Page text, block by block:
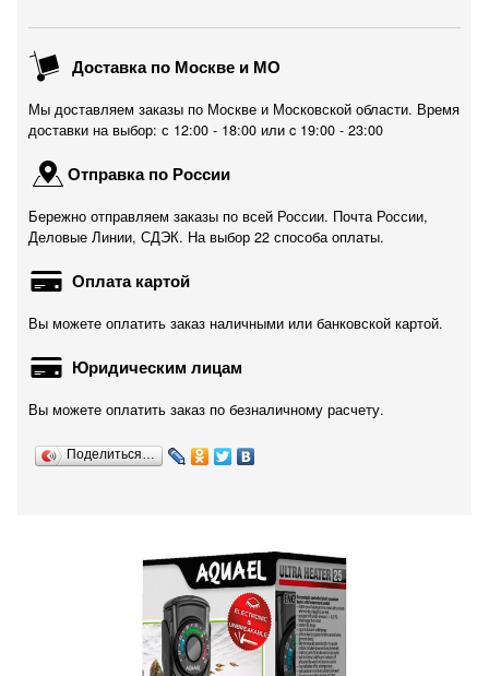
Доставка по Москве и МО
Мы доставляем заказы по Москве и Московской области. Время
доставки на выбор: с 12:00 - 18:00 или c 19:00 - 23:00
Отправка по России
Бережно отправляем заказы по всей России. Почта России,
Деловые Линии, СДЭК. На выбор 22 способа оплаты.
Оплата картой
Вы можете оплатить заказ наличными или банковской картой.
Юридическим лицам
Вы можете оплатить заказ по безналичному расчету.
Поделиться…